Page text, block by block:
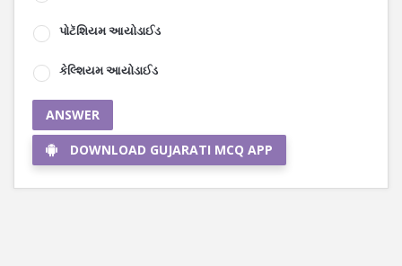
પોટૅશિયમ આયોડાઈડ
કેલ્શિયમ આયોડાઈડ
ANSWER
DOWNLOAD GUJARATI MCQ APP